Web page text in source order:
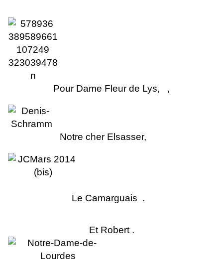
Pour Dame Fleur de Lys, ,
Notre cher Elsasser,
Le Camarguais .
Et Robert .